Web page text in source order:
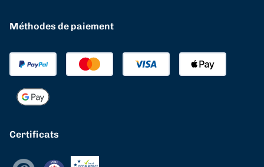
Méthodes de paiement
Certificats